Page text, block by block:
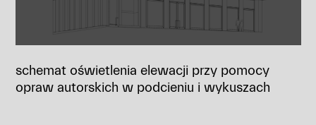
schemat oświetlenia elewacji przy pomocy
opraw autorskich w podcieniu i wykuszach